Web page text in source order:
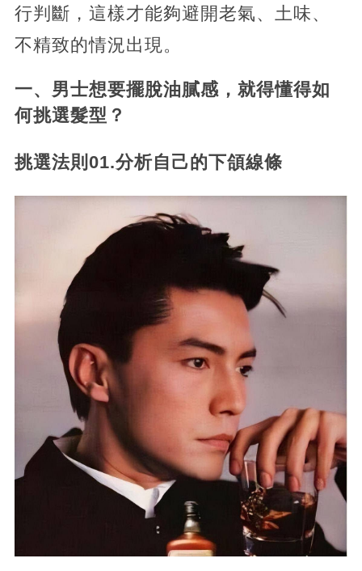
行判斷，這樣才能夠避開老氣、土味、
不精致的情況出現。
一、男士想要擺脫油膩感，就得懂得如
何挑選髮型？
挑選法則01.分析自己的下頜線條